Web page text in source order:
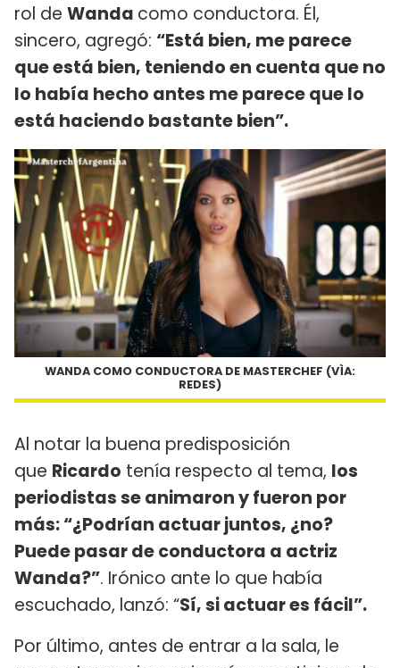
rol de Wanda como conductora. Él,
sincero, agregó: “Está bien, me parece
que está bien, teniendo en cuenta que no
lo había hecho antes me parece que lo
está haciendo bastante bien”.
WANDA COMO CONDUCTORA DE MASTERCHEF (VÌA:
REDES)
Al notar la buena predisposición
que Ricardo tenía respecto al tema, los
periodistas se animaron y fueron por
más: “¿Podrían actuar juntos, ¿no?
Puede pasar de conductora a actriz
Wanda?”. Irónico ante lo que había
escuchado, lanzó: “Sí, si actuar es fácil”.
Por último, antes de entrar a la sala, le